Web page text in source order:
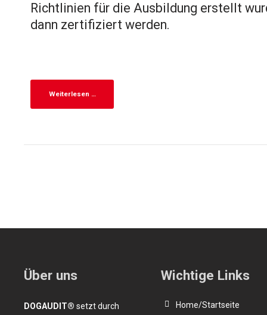
Richtlinien für die Ausbildung erstellt
dann zertifiziert werden.
Weiterlesen …
Über uns
DOGAUDIT® setzt durch
Wichtige Links
Home/Startseite